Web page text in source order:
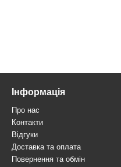
Інформація
Про нас
Контакти
Відгуки
Доставка та оплата
Повернення та обмін